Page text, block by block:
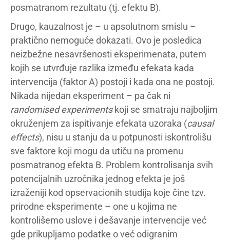
posmatranom rezultatu (tj. efektu B).
Drugo, kauzalnost je – u apsolutnom smislu –
praktično nemoguće dokazati. Ovo je posledica
neizbežne nesavršenosti eksperimenata, putem
kojih se utvrđuje razlika između efekata kada
intervencija (faktor A) postoji i kada ona ne postoji.
Nikada nijedan eksperiment – pa čak ni
randomised experimentskoji se smatraju najboljim
okruženjem za ispitivanje efekata uzoraka (causal
effects), nisu u stanju da u potpunosti iskontrolišu
sve faktore koji mogu da utiču na promenu
posmatranog efekta B. Problem kontrolisanja svih
potencijalnih uzročnika jednog efekta je još
izraženiji kod opservacionih studija koje čine tzv.
prirodne eksperimente – one u kojima ne
kontrolišemo uslove i dešavanje intervencije već
gde prikupljamo podatke o već odigranim